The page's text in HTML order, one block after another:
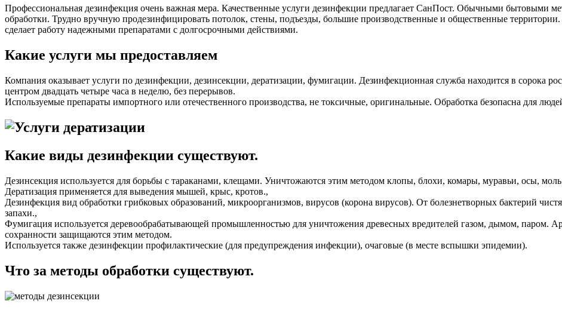
Профессиональная дезинфекция очень важная мера. Качественные услуги дезинфекции предлагает СанПост. Обычными бытовыми
обработки. Трудно вручную продезинфицировать потолок, стены, подъезды, большие производственные и общественные
сделает работу надежными препаратами с долгосрочными действиями.
Какие услуги мы предоставляем
Компания оказывает услуги по дезинфекции, дезинсекции, дератизации, фумигации. Дезинфекционная служба находится в сорока
центром двадцать четыре часа в неделю, без перерывов.
Используемые препараты импортного или отечественного производства, не токсичные, оригинальные. Обработка безопасна для
Какие виды дезинфекции существуют.
Дезинсекция используется для борьбы с тараканами, клещами. Уничтожаются этим методом клопы, блохи, комары, муравьи, осы,
Дератизация применяется для выведения мышей, крыс, кротов.,
Дезинфекция вид обработки грибковых образований, микроорганизмов, вирусов (корона вирусов). От болезнетворных бактерий
запахи.,
Фумигация используется деревообрабатывающей промышленностью для уничтожения древесных вредителей газом, дымом, паром.
сохранности защищаются этим методом.
Используется также дезинфекции профилактические (для предупреждения инфекции), очаговые (в месте вспышки эпидемии).
Что за методы обработки существуют.